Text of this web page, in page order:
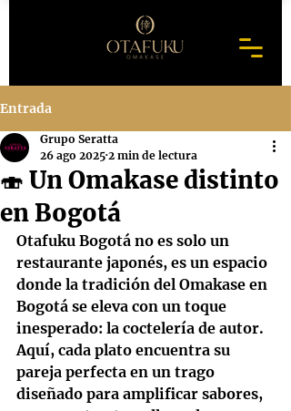
Entrada
🍣 Un Omakase distinto
en Bogotá
Grupo Seratta
26 ago 2025 2 min de lectura
Otafuku Bogotá no es solo un
restaurante japonés, es un espacio
donde la tradición del Omakase en
Bogotá se eleva con un toque
inesperado: la coctelería de autor.
Aquí, cada plato encuentra su
pareja perfecta en un trago
diseñado para amplificar sabores,